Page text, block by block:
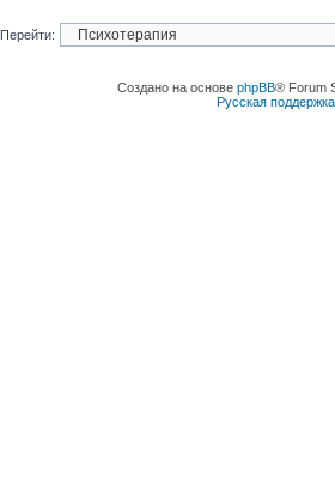
Перейти:
Создано на основе phpBB® Forum
Русская